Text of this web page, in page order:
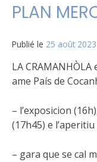
PLAN
Publié le 25 août 2023
LA
ame País de
– l’exposicion
(17h45) e
– gara que se cal